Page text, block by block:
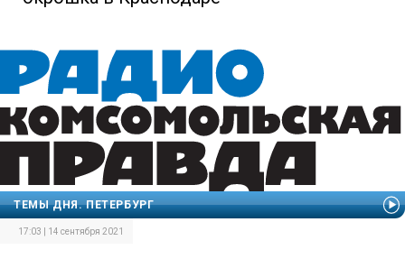
ТЕМЫ ДНЯ. ПЕТЕРБУРГ
17:03 | 14 сентября 2021